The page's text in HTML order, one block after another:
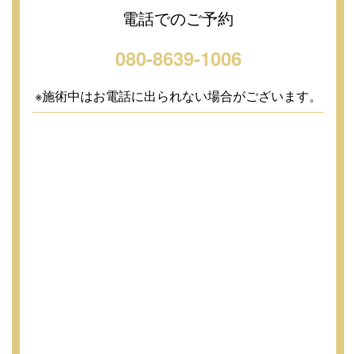
電話でのご予約
080-8639-1006
※施術中はお電話に出られない場合がございます。